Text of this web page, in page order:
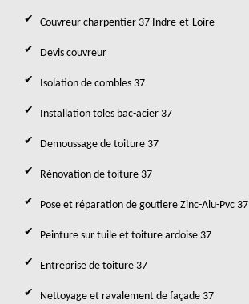
Couvreur charpentier 37 Indre-et-Loire
Devis couvreur
Isolation de combles 37
Installation toles bac-acier 37
Demoussage de toiture 37
Rénovation de toiture 37
Pose et réparation de goutiere Zinc-Alu-Pvc 37
Peinture sur tuile et toiture ardoise 37
Entreprise de toiture 37
Nettoyage et ravalement de façade 37